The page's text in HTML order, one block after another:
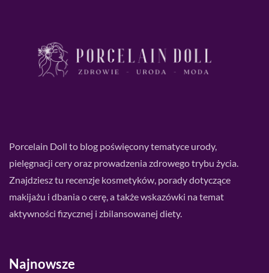
Porcelain Doll to blog poświęcony tematyce urody,
pielęgnacji cery oraz prowadzenia zdrowego trybu życia.
Znajdziesz tu recenzje kosmetyków, porady dotyczące
makijażu i dbania o cerę, a także wskazówki na temat
aktywności fizycznej i zbilansowanej diety.
Najnowsze